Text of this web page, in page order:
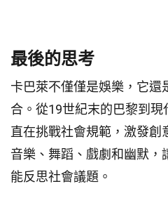
最後的思考
卡巴萊不僅僅是娛樂，它還
合。從19世紀末的巴黎到
直在挑戰社會規範，激發創
音樂、舞蹈、戲劇和幽默，
能反思社會議題。